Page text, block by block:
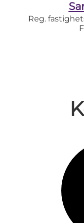
Reg.